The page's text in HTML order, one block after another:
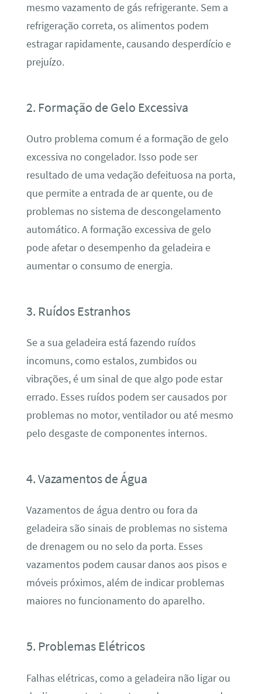
mesmo vazamento de gás refrigerante. Sem a
refrigeração correta, os alimentos podem
estragar rapidamente, causando desperdício e
prejuízo.
2. Formação de Gelo Excessiva
Outro problema comum é a formação de gelo
excessiva no congelador. Isso pode ser
resultado de uma vedação defeituosa na porta,
que permite a entrada de ar quente, ou de
problemas no sistema de descongelamento
automático. A formação excessiva de gelo
pode afetar o desempenho da geladeira e
aumentar o consumo de energia.
3. Ruídos Estranhos
Se a sua geladeira está fazendo ruídos
incomuns, como estalos, zumbidos ou
vibrações, é um sinal de que algo pode estar
errado. Esses ruídos podem ser causados por
problemas no motor, ventilador ou até mesmo
pelo desgaste de componentes internos.
4. Vazamentos de Água
Vazamentos de água dentro ou fora da
geladeira são sinais de problemas no sistema
de drenagem ou no selo da porta. Esses
vazamentos podem causar danos aos pisos e
móveis próximos, além de indicar problemas
maiores no funcionamento do aparelho.
5. Problemas Elétricos
Falhas elétricas, como a geladeira não ligar ou